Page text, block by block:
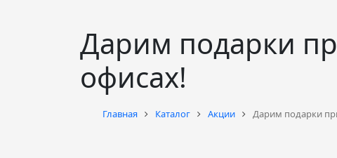
Дарим подарки
офисах!
Главная Каталог Акции Дарим подарки